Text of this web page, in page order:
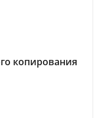
копирования